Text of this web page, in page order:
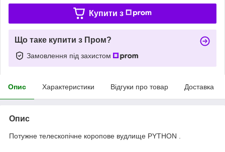
Купити з
Що таке купити з Пром?
Замовлення під захистом
Опис Характеристики Відгуки про товар Доставка
Опис
Потужне телескопічне коропове вудлище PYTHON .